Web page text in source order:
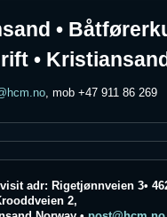
•
•
, mob +47 911 86 269
adr: Rigetjønnveien 3•
2,